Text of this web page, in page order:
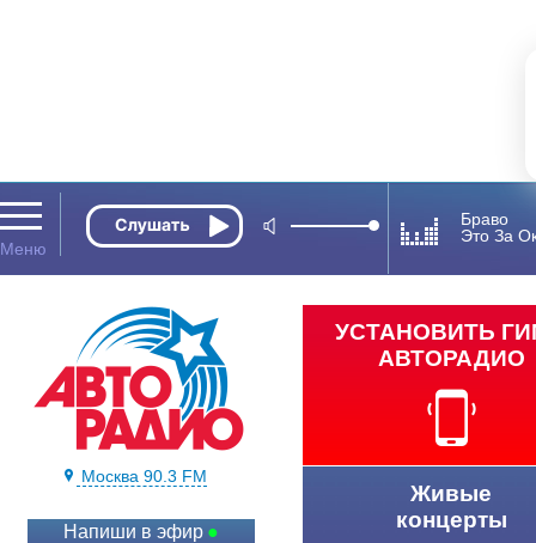
Браво
Это За
Москва 90.3 FM
Напиши в эфир
УСТАНОВИТЬ
АВТОРАДИО
Живые
концерты